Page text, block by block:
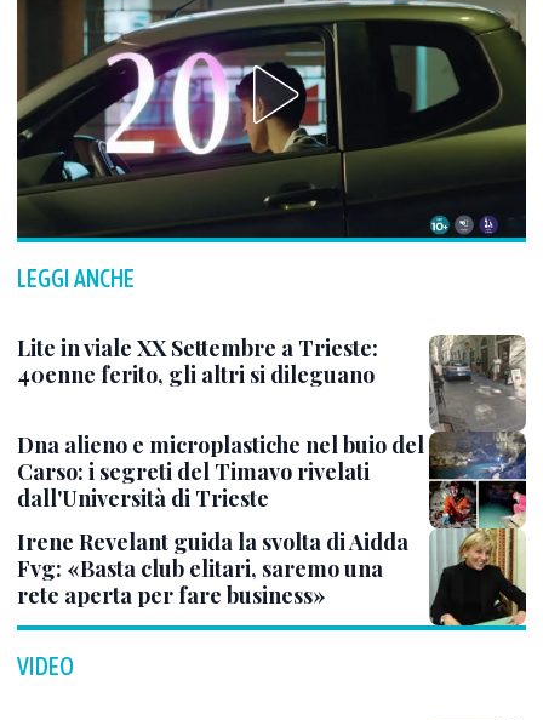
LEGGI ANCHE
Lite in viale XX Settembre a Trieste:
40enne ferito, gli altri si dileguano
Dna alieno e microplastiche nel buio del
Carso: i segreti del Timavo rivelati
dall'Università di Trieste
Irene Revelant guida la svolta di Aidda
Fvg: «Basta club elitari, saremo una
rete aperta per fare business»
VIDEO